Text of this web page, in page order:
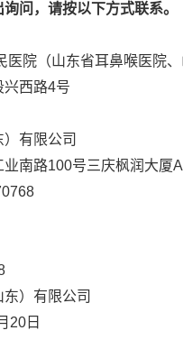
问，请按以下方式联系。
医院（山东省耳鼻喉医院、
兴西路4号
有限公司
南路100号三庆枫润大厦
）有限公司
20 日